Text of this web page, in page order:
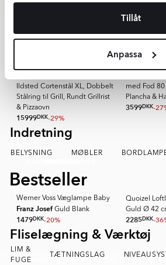
Tillåt
Anpassa
11
ILDSKÅL
ILDSTED
GRILLTILBEHØR
PLANTER & KRUKKER
SKÆRM
Ildsted Cortenstål XL, Dobbelt
Stålring til Grill, Rundt Grillrist
& Pizzaovn
15999DKK-29%
med Fod 80
Plancha &
3599DKK-
Item
of
Indretning
BELYSNING MØBLER
Bestseller
Werner Voss Væglampe Baby
Franz Josef Guld Blank
1479DKK-20%
Quoizel
Guld Ø 42
2285DKK-
Item
of
Fliselægning & Værktøj
LIM &
FUGE
TÆTNINGSLAG
LIM & FUGE
NIVEAUSYSTEM TÆTNINGSLAG